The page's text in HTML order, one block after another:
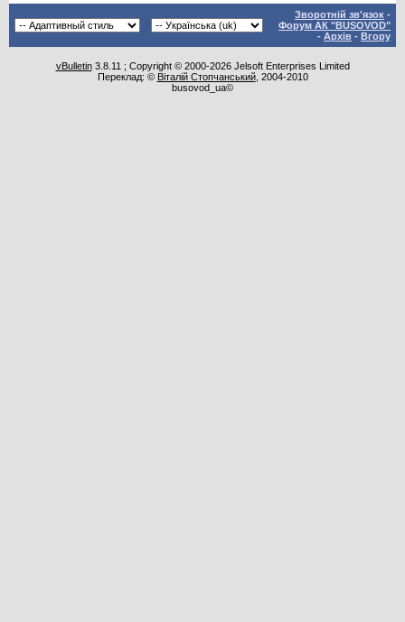
Зворотній зв'язок -
Форум АК "BUSOVOD"
- Архів - Вгору
vBulletin3.8.11 ; Copyright © 2000-2026 Jelsoft Enterprises Limited
Переклад: © Віталій Стопчанський, 2004-2010
busovod_ua©